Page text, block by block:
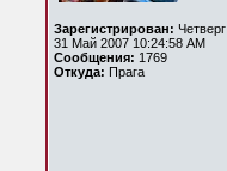
Зарегистрирован: Четверг
31 Май 2007 10:24:58 AM
Сообщения: 1769
Откуда: Прага